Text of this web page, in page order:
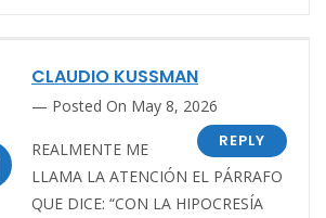
CLAUDIO KUSSMAN
Posted On May 8, 2026
REPLY
REALMENTE ME
LLAMA LA ATENCIÓN EL PÁRRAFO
QUE DICE: “CON LA HIPOCRESÍA